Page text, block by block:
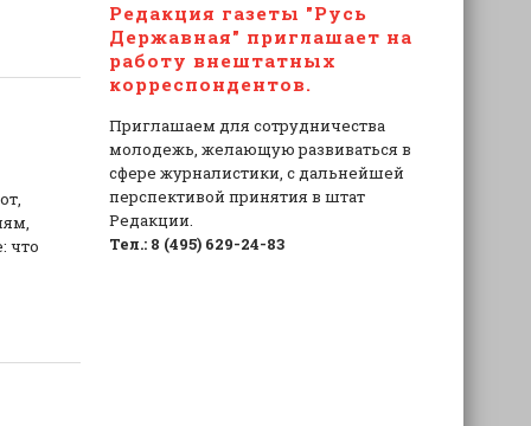
что
Редакция газеты "Русь
Державная" приглашает на
работу внештатных
корреспондентов.
Приглашаем для сотрудничества
молодежь, желающую развиваться в
сфере журналистики, с дальнейшей
перспективой принятия в штат
Редакции.
Тел.: 8 (495) 629-24-83